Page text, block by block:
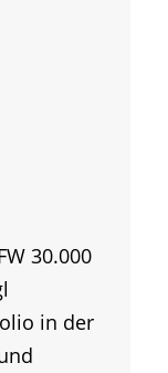
30.000
in der